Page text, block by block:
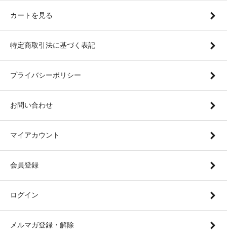
カートを見る
特定商取引法に基づく表記
プライバシーポリシー
お問い合わせ
マイアカウント
会員登録
ログイン
メルマガ登録・解除